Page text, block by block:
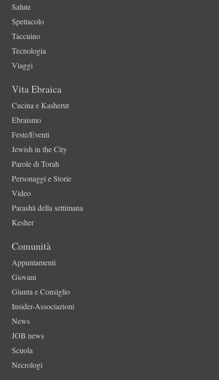
Salute
Spettacolo
Taccuino
Tecnologia
Viaggi
Vita Ebraica
Cucina e Kasherut
Ebraismo
Feste/Eventi
Jewish in the City
Parole di Torah
Personaggi e Storie
Video
Parashà della settimana
Kesher
Comunità
Appuntamenti
Giovani
Giunta e Consiglio
Insider-Associazioni
News
JOB news
Scuola
Necrologi